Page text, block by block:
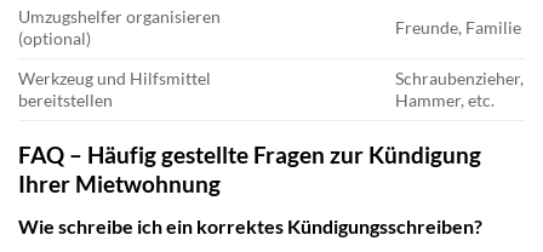
Umzugshelfer organisieren
(optional)
Freunde, Familie
Werkzeug und Hilfsmittel
bereitstellen
Schraubenzieher,
Hammer, etc.
FAQ – Häufig gestellte Fragen zur Kündigung
Ihrer Mietwohnung
Wie schreibe ich ein korrektes Kündigungsschreiben?